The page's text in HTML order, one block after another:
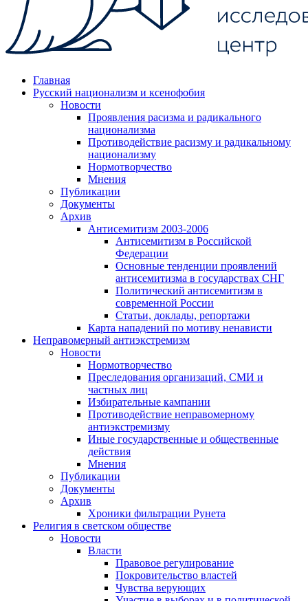
Главная
Русский национализм и ксенофобия
Новости
Проявления расизма и радикального
национализма
Противодействие расизму и радикальному
национализму
Нормотворчество
Мнения
Публикации
Документы
Архив
Антисемитизм 2003-2006
Антисемитизм в Российской
Федерации
Основные тенденции проявлений
антисемитизма в государствах СНГ
Политический антисемитизм в
современной России
Статьи, доклады, репортажи
Карта нападений по мотиву ненависти
Неправомерный антиэкстремизм
Новости
Нормотворчество
Преследования организаций, СМИ и
частных лиц
Избирательные кампании
Противодействие неправомерному
антиэкстремизму
Иные государственные и общественные
действия
Мнения
Публикации
Документы
Архив
Хроники фильтрации Рунета
Религия в светском обществе
Новости
Власти
Правовое регулирование
Покровительство властей
Чувства верующих